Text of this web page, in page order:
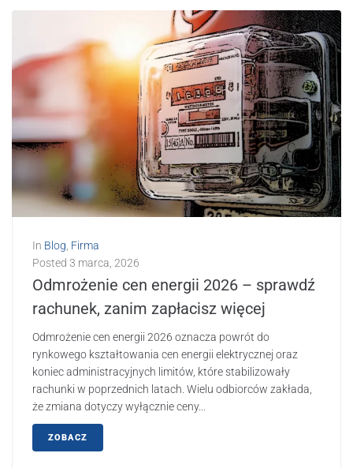
In Blog Firma
Posted 3 marca, 2026
Odmrożenie cen energii 2026 – sprawdź
rachunek, zanim zapłacisz więcej
Odmrożenie cen energii 2026 oznacza powrót do
rynkowego kształtowania cen energii elektrycznej oraz
koniec administracyjnych limitów, które stabilizowały
rachunki w poprzednich latach. Wielu odbiorców zakłada,
że zmiana dotyczy wyłącznie ceny...
ZOBACZ